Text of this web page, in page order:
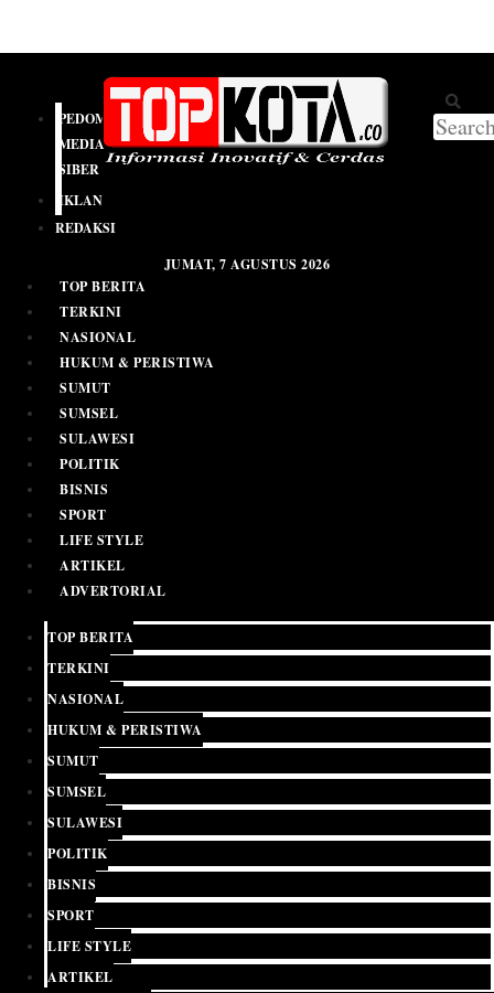
PEDOMAN
MEDIA
SIBER
IKLAN
REDAKSI
JUMAT, 7 AGUSTUS 2026
TOP BERITA
TERKINI
NASIONAL
HUKUM & PERISTIWA
SUMUT
SUMSEL
SULAWESI
POLITIK
BISNIS
SPORT
LIFE STYLE
ARTIKEL
ADVERTORIAL
TOP BERITA
TERKINI
NASIONAL
HUKUM & PERISTIWA
SUMUT
SUMSEL
SULAWESI
POLITIK
BISNIS
SPORT
LIFE STYLE
ARTIKEL